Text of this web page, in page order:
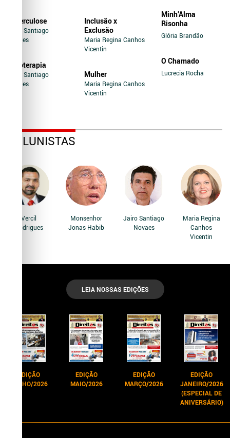
Tuberculose
Jairo Santiago
Novaes
Soroterapia
Jairo Santiago
Novaes
Inclusão x
Exclusão
Maria Regina Canhos
Vicentin
Mulher
Maria Regina Canhos
Vicentin
Minh’Alma
Risonha
Glória Brandão
O Chamado
Lucrecia Rocha
COLUNISTAS
Vercil
Rodrigues
Monsenhor
Jonas Habib
Jairo Santiago
Novaes
Maria Regina
Canhos
Vicentin
LEIA NOSSAS EDIÇÕES
EDIÇÃO
JUNHO/2026
EDIÇÃO
MAIO/2026
EDIÇÃO
MARÇO/2026
EDIÇÃO
JANEIRO/2026
(ESPECIAL DE
ANIVERSÁRIO)